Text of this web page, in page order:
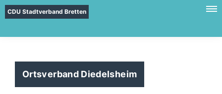
CDU Stadtverband Bretten
Ortsverband Diedelsheim